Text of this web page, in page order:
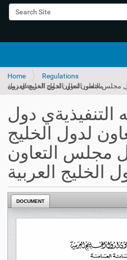
Search Site
Home
Regulations
والئحته التنفيذيةي دول مجلس التعاون لدول الخليج العربيةي دول مجلس التعاون لدول الخليج العربية
التنفيذيةي دول
لدول الخليج
مجلس التعاون
الخليج العربية
DOCUMENT